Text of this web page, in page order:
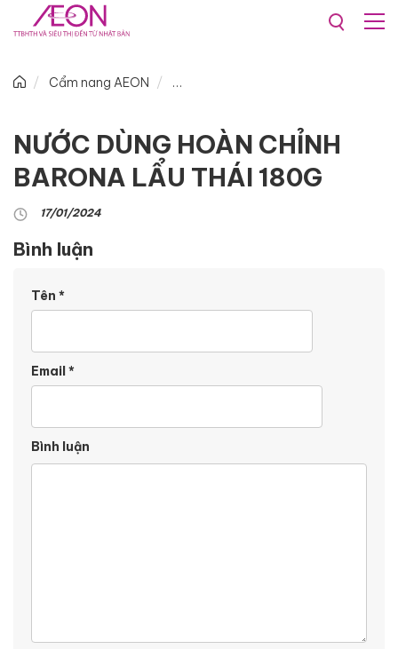
Cẩm nang AEON
NƯỚC DÙNG HOÀN CHỈNH
BARONA LẨU THÁI 180G
17/01/2024
Bình luận
Tên *
Email*
Bình luận